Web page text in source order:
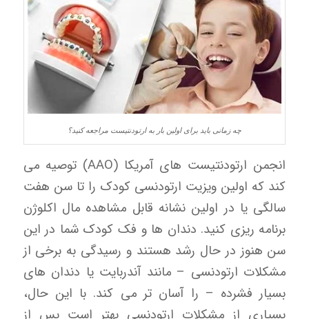
چه زمانی باید برای اولین بار به ارتودنتیست مراجعه کنید؟
انجمن ارتودنتیست های آمریکا (AAO) توصیه می
کند که اولین ویزیت ارتودنسی کودک را تا سن هفت
سالگی یا در اولین نشانه قابل مشاهده مال اکلوژن
برنامه ریزی کنید. دندان ها و فک کودک شما در این
سن هنوز در حال رشد هستند و رسیدگی به برخی از
مشکلات ارتودنسی – مانند آندربایت یا دندان های
بسیار فشرده – را آسان تر می کند. با این حال،